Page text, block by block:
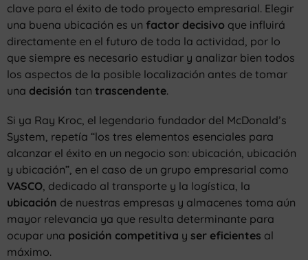
clave para el éxito de todo proyecto empresarial. Elegir
una buena ubicación es un factor decisivo que influirá
directamente en el futuro de toda la actividad, por lo
que siempre es necesario estudiar y analizar bien todos
los aspectos de la posible localización antes de tomar
una decisión tan trascendente.
Si ya Ray Kroc, el legendario fundador del McDonald’s
System, repetía “los tres elementos esenciales para
alcanzar el éxito en un negocio son: ubicación, ubicación
y ubicación”, en el caso de un grupo empresarial como
VASCO, dedicado al transporte y la logística, la
ubicación de nuestras empresas y almacenes toma aún
mayor relevancia ya que resulta determinante para
ocupar una posición competitiva y ser eficientes al
máximo.